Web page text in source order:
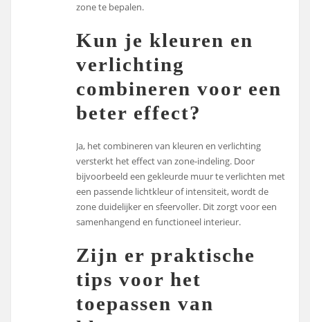
zone te bepalen.
Kun je kleuren en
verlichting
combineren voor een
beter effect?
Ja, het combineren van kleuren en verlichting
versterkt het effect van zone-indeling. Door
bijvoorbeeld een gekleurde muur te verlichten met
een passende lichtkleur of intensiteit, wordt de
zone duidelijker en sfeervoller. Dit zorgt voor een
samenhangend en functioneel interieur.
Zijn er praktische
tips voor het
toepassen van